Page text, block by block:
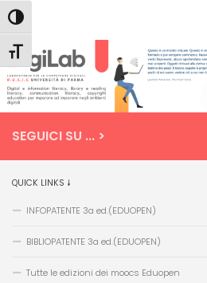
Salta
contenuto
Passa
alla
navigazione
Mappa
del
sito
Attiva/disattiva alto contrasto
Attiva/disattiva dimensione testo
Salta al contenuto
Dipartimento D.U.S.I.C. DigiLab
SEGUICI SU ... >
QUICK LINKS 🠗
INFOPATENTE 3a ed.(EDUOPEN)
BIBLIOPATENTE 3a ed.(EDUOPEN)
Tutte le edizioni dei moocs Eduopen